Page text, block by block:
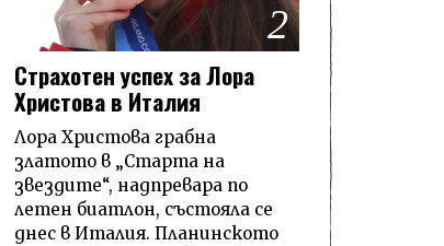
2
Страхотен успех за Лора
Христова в Италия
Лора Христова грабна
златото в „Старта на
звездите“, надпревара по
летен биатлон, състояла се
днес в Италия. Планинското